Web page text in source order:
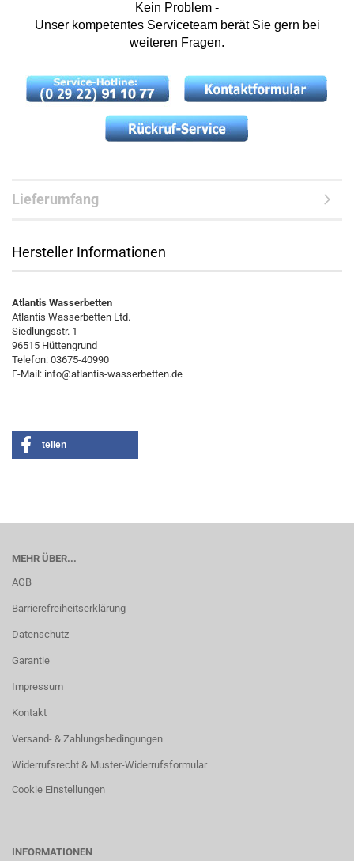
Kein Problem -
Unser kompetentes Serviceteam berät Sie gern bei
weiteren Fragen.
Lieferumfang
Hersteller Informationen
Atlantis Wasserbetten
Atlantis Wasserbetten Ltd.
Siedlungsstr. 1
96515 Hüttengrund
Telefon: 03675-40990
E-Mail: info@atlantis-wasserbetten.de
teilen
MEHR ÜBER...
AGB
Barrierefreiheitserklärung
Datenschutz
Garantie
Impressum
Kontakt
Versand- & Zahlungsbedingungen
Widerrufsrecht & Muster-Widerrufsformular
Cookie Einstellungen
INFORMATIONEN